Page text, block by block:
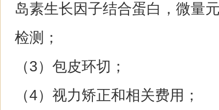
岛素生长因子结合蛋白，微量
检测；
（3）包皮环切；
（4）视力矫正和相关费用；